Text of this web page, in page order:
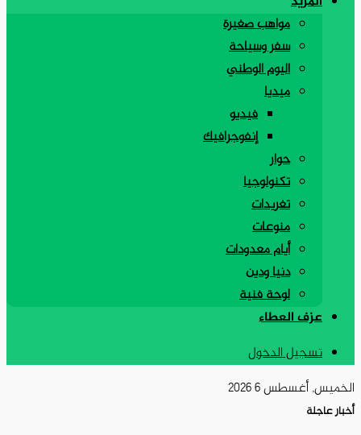
مواهب صغيرة
سفر وسياحة
اليوم الوطني
ميديا
فيديو
إنفوجرافيك
حوار
تكنولوجيا
تغريدات
منوعات
أيام معدودات
دنيا ودين
لوحة فنية
عزف العطاء
تسجيل الدخول
الخميس, أغسطس 6 2026
أخبار عاجلة